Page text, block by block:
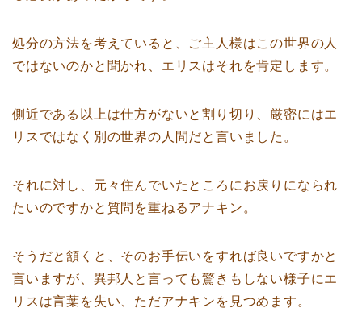
処分の方法を考えていると、ご主人様はこの世界の人
ではないのかと聞かれ、エリスはそれを肯定します。
側近である以上は仕方がないと割り切り、厳密にはエ
リスではなく別の世界の人間だと言いました。
それに対し、元々住んでいたところにお戻りになられ
たいのですかと質問を重ねるアナキン。
そうだと頷くと、そのお手伝いをすれば良いですかと
言いますが、異邦人と言っても驚きもしない様子にエ
リスは言葉を失い、ただアナキンを見つめます。